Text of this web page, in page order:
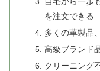
を注文できる
多くの革製品
高級ブランド
クリーニング